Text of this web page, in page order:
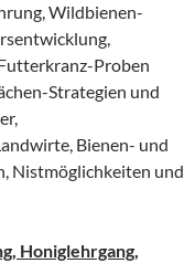
Wildbienen-
Proben
Strategien und
Bienen- und
Nistmöglichkeiten und
Honiglehrgang,